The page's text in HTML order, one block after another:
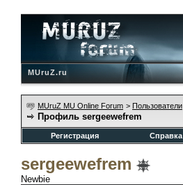
MUruZ.ru
MUruZ MU Online Forum > Пользователи
Профиль sergeewefrem
Регистрация Справка
sergeewefrem
Newbie